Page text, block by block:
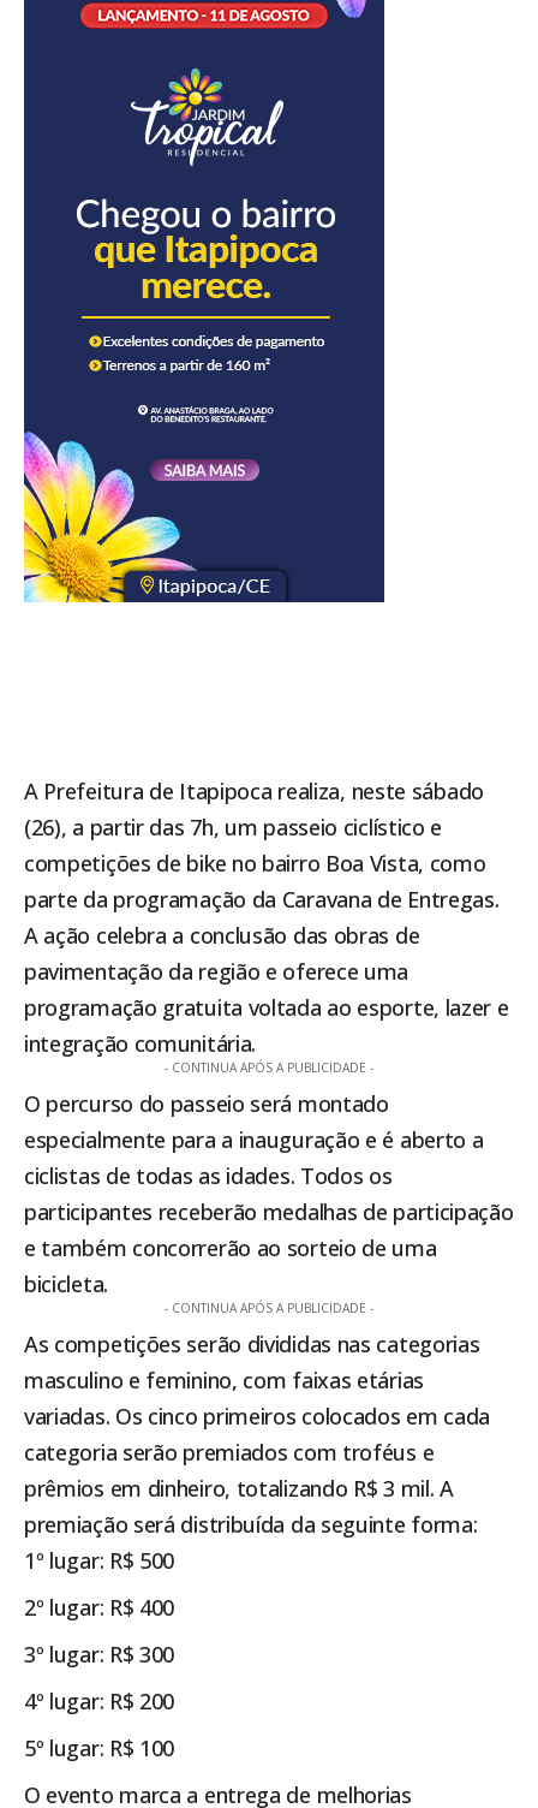
A Prefeitura de Itapipoca realiza, neste sábado
(26), a partir das 7h, um passeio ciclístico e
competições de bike no bairro Boa Vista, como
parte da programação da Caravana de Entregas.
A ação celebra a conclusão das obras de
pavimentação da região e oferece uma
programação gratuita voltada ao esporte, lazer e
integração comunitária.
- CONTINUA APÓS A PUBLICIDADE -
O percurso do passeio será montado
especialmente para a inauguração e é aberto a
ciclistas de todas as idades. Todos os
participantes receberão medalhas de participação
e também concorrerão ao sorteio de uma
bicicleta.
- CONTINUA APÓS A PUBLICIDADE -
As competições serão divididas nas categorias
masculino e feminino, com faixas etárias
variadas. Os cinco primeiros colocados em cada
categoria serão premiados com troféus e
prêmios em dinheiro, totalizando R$ 3 mil. A
premiação será distribuída da seguinte forma:
1º lugar: R$ 500
2º lugar: R$ 400
3º lugar: R$ 300
4º lugar: R$ 200
5º lugar: R$ 100
O evento marca a entrega de melhorias